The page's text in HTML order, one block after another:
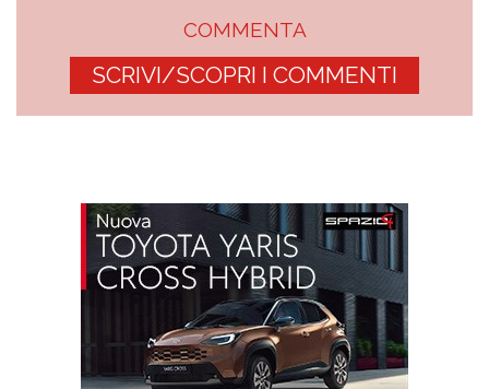
COMMENTA
SCRIVI/SCOPRI I COMMENTI